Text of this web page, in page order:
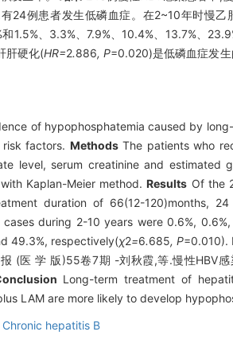
24例患者发生低磷血症。在2~10年时慢乙
1.5%、3.3%、7.9%、10.4%、13.7%、
肝硬化(HR=2.886, P=0.020)是低磷血症发生
of hypophosphatemia caused by
factors. MethodsThe patients who
level, serum creatinine and estimated
Kaplan-Meier method.Results Of the
duration of 66(12-120)months,
during 2-10 years were 0.6%, 0.6%,
49.3%, respectively(χ2=6.685, P=0.010).
(医 学 版)55卷7期 -刘秋霞,等.慢性HBV
Long-term treatment of
LAM are more likely to develop
Chronic hepatitis B